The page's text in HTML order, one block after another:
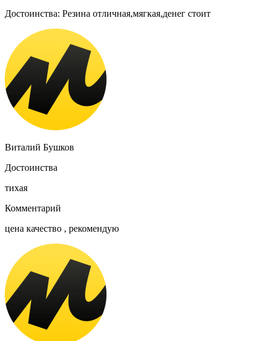
Достоинства: Резина отличная,мягкая,денег стоит
Виталий Бушков
Достоинства
тихая
Комментарий
цена качество , рекомендую